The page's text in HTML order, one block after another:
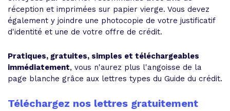
réception et imprimées sur papier vierge. Vous devez
également y joindre une photocopie de votre justificatif
d'identité et une de votre offre de crédit.
Pratiques, gratuites, simples et téléchargeables
immédiatement, vous n'aurez plus l'angoisse de la
page blanche grâce aux lettres types du Guide du crédit.
Téléchargez nos lettres gratuitement